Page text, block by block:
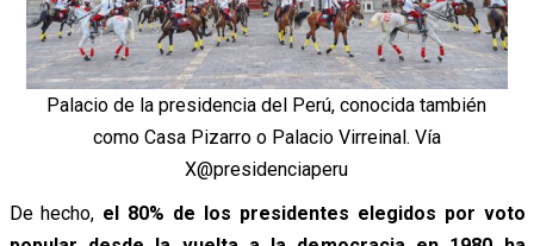
Palacio de la presidencia del Perú, conocida también
como Casa Pizarro o Palacio Virreinal. Vía
X@presidenciaperu
De hecho, el 80% de los presidentes elegidos por voto